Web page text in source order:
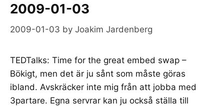
2009-01-03
2009-01-03 by Joakim Jardenberg
TEDTalks: Time for the great embed swap –
Bökigt, men det är ju sånt som måste göras
ibland. Avskräcker inte mig från att jobba med
3partare. Egna servrar kan ju också ställa till